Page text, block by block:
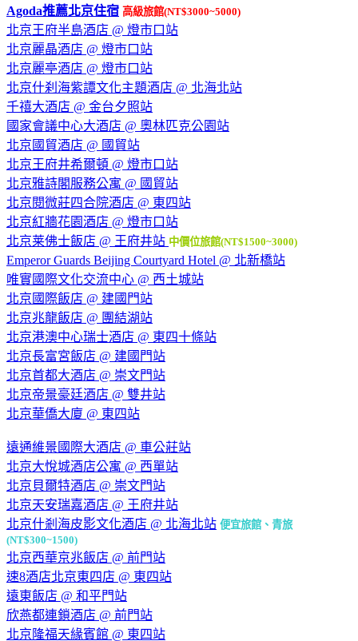
Agoda推薦北京住宿 高級旅館(NT$3000~5000)
北京王府半島酒店 @ 燈市口站
北京麗晶酒店 @ 燈市口站
北京麗亭酒店 @ 燈市口站
北京什刹海紫譚文化主題酒店 @ 北海北站
千禧大酒店 @ 金台夕照站
國家會議中心大酒店 @ 奧林匹克公園站
北京國貿酒店 @ 國貿站
北京王府井希爾頓 @ 燈市口站
北京雅詩閣服務公寓 @ 國貿站
北京閱微莊四合院酒店 @ 東四站
北京紅牆花園酒店 @ 燈市口站
北京莱佛士飯店 @ 王府井站 中價位旅館(NT$1500~3000)
Emperor Guards Beijing Courtyard Hotel @ 北新橋站
唯實國際文化交流中心 @ 西土城站
北京國際飯店 @ 建國門站
北京兆龍飯店 @ 團結湖站
北京港澳中心瑞士酒店 @ 東四十條站
北京長富宮飯店 @ 建國門站
北京首都大酒店 @ 崇文門站
北京帝景豪廷酒店 @ 雙井站
北京華僑大廈 @ 東四站
遠通維景國際大酒店 @ 車公莊站
北京大悅城酒店公寓 @ 西單站
北京貝爾特酒店 @ 崇文門站
北京天安瑞嘉酒店 @ 王府井站
北京什剎海皮影文化酒店 @ 北海北站 便宜旅館、青旅
(NT$300~1500)
北京西華京兆飯店 @ 前門站
速8酒店北京東四店 @ 東四站
遠東飯店 @ 和平門站
欣燕都連鎖酒店 @ 前門站
北京隆福天緣賓館 @ 東四站